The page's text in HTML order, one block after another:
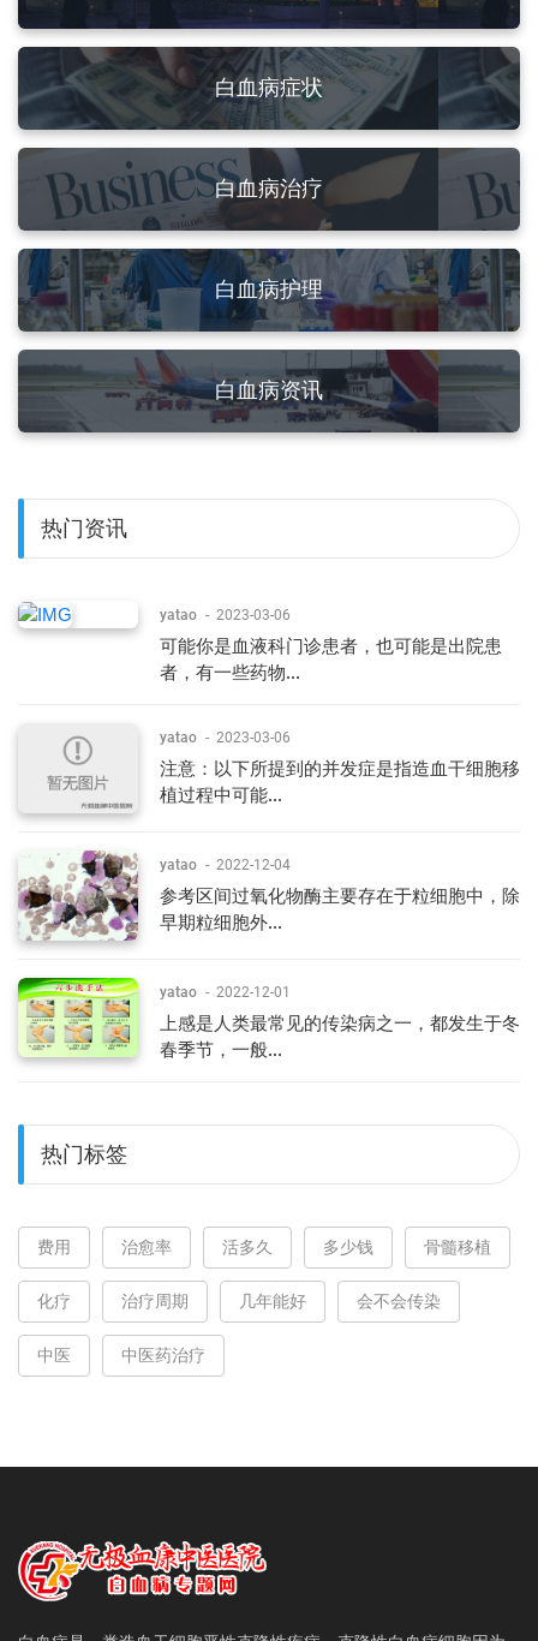
白血病症状
白血病治疗
白血病护理
白血病资讯
热门资讯
yatao - 2023-03-06
可能你是血液科门诊患者，也可能是出院患
者，有一些药物...
yatao - 2023-03-06
注意：以下所提到的并发症是指造血干细胞移
植过程中可能...
yatao - 2022-12-04
参考区间过氧化物酶主要存在于粒细胞中，除
早期粒细胞外...
yatao - 2022-12-01
上感是人类最常见的传染病之一，都发生于冬
春季节，一般...
热门标签
费用 治愈率 活多久 多少钱 骨髓移植
化疗 治疗周期 几年能好 会不会传染
中医 中医药治疗